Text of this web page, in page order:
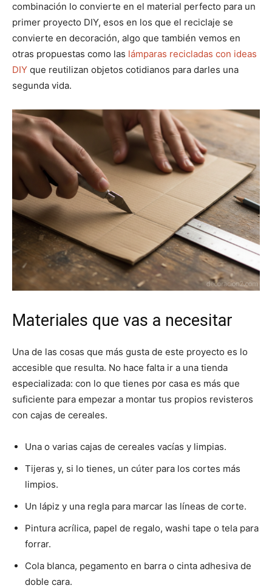
combinación lo convierte en el material perfecto para un
primer proyecto DIY, esos en los que el reciclaje se
convierte en decoración, algo que también vemos en
otras propuestas como las lámparas recicladas con ideas
DIY que reutilizan objetos cotidianos para darles una
segunda vida.
Materiales que vas a necesitar
Una de las cosas que más gusta de este proyecto es lo
accesible que resulta. No hace falta ir a una tienda
especializada: con lo que tienes por casa es más que
suficiente para empezar a montar tus propios revisteros
con cajas de cereales.
Una o varias cajas de cereales vacías y limpias.
Tijeras y, si lo tienes, un cúter para los cortes más
limpios.
Un lápiz y una regla para marcar las líneas de corte.
Pintura acrílica, papel de regalo, washi tape o tela para
forrar.
Cola blanca, pegamento en barra o cinta adhesiva de
doble cara.